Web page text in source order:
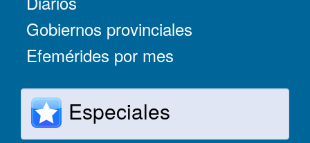
Gobiernos provinciales
Efemérides por mes
Especiales